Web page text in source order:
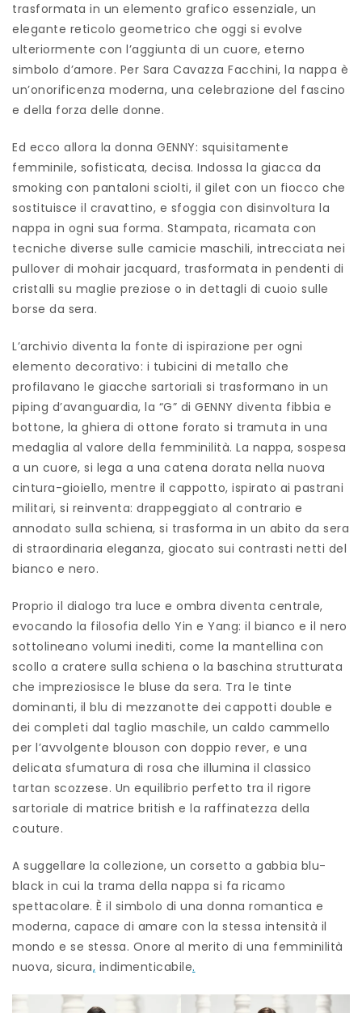
trasformata in un elemento grafico essenziale, un
elegante reticolo geometrico che oggi si evolve
ulteriormente con l’aggiunta di un cuore, eterno
simbolo d’amore. Per Sara Cavazza Facchini, la nappa è
un’onorificenza moderna, una celebrazione del fascino
e della forza delle donne.
Ed ecco allora la donna GENNY: squisitamente
femminile, sofisticata, decisa. Indossa la giacca da
smoking con pantaloni sciolti, il gilet con un fiocco che
sostituisce il cravattino, e sfoggia con disinvoltura la
nappa in ogni sua forma. Stampata, ricamata con
tecniche diverse sulle camicie maschili, intrecciata nei
pullover di mohair jacquard, trasformata in pendenti di
cristalli su maglie preziose o in dettagli di cuoio sulle
borse da sera.
L’archivio diventa la fonte di ispirazione per ogni
elemento decorativo: i tubicini di metallo che
profilavano le giacche sartoriali si trasformano in un
piping d’avanguardia, la “G” di GENNY diventa fibbia e
bottone, la ghiera di ottone forato si tramuta in una
medaglia al valore della femminilità. La nappa, sospesa
a un cuore, si lega a una catena dorata nella nuova
cintura-gioiello, mentre il cappotto, ispirato ai pastrani
militari, si reinventa: drappeggiato al contrario e
annodato sulla schiena, si trasforma in un abito da sera
di straordinaria eleganza, giocato sui contrasti netti del
bianco e nero.
Proprio il dialogo tra luce e ombra diventa centrale,
evocando la filosofia dello Yin e Yang: il bianco e il nero
sottolineano volumi inediti, come la mantellina con
scollo a cratere sulla schiena o la baschina strutturata
che impreziosisce le bluse da sera. Tra le tinte
dominanti, il blu di mezzanotte dei cappotti double e
dei completi dal taglio maschile, un caldo cammello
per l’avvolgente blouson con doppio rever, e una
delicata sfumatura di rosa che illumina il classico
tartan scozzese. Un equilibrio perfetto tra il rigore
sartoriale di matrice british e la raffinatezza della
couture.
A suggellare la collezione, un corsetto a gabbia blu-
black in cui la trama della nappa si fa ricamo
spettacolare. È il simbolo di una donna romantica e
moderna, capace di amare con la stessa intensità il
mondo e se stessa. Onore al merito di una femminilità
nuova, sicura, indimenticabile.